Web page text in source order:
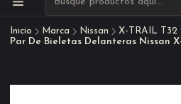
Inicio Marca Nissan
X-TRAIL T32
Par De Bieletas Delanteras Nissan